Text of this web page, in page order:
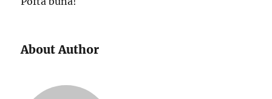
About Author